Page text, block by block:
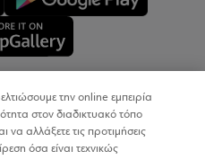
© 2026
την online εμπειρία
στον διαδικτυακό τόπο
να αλλάξετε τις προτιμήσεις
όσα είναι τεχνικώς